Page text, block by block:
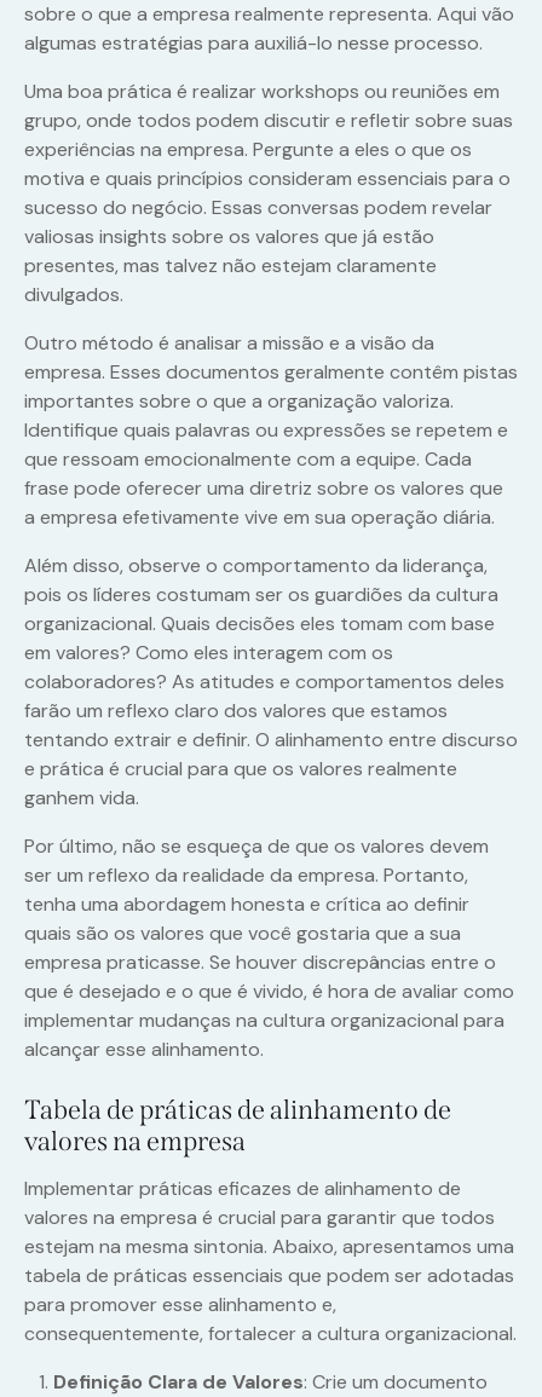
sobre o que a empresa realmente representa. Aqui vão
algumas estratégias para auxiliá-lo nesse processo.
Uma boa prática é realizar workshops ou reuniões em
grupo, onde todos podem discutir e refletir sobre suas
experiências na empresa. Pergunte a eles o que os
motiva e quais princípios consideram essenciais para o
sucesso do negócio. Essas conversas podem revelar
valiosas insights sobre os valores que já estão
presentes, mas talvez não estejam claramente
divulgados.
Outro método é analisar a missão e a visão da
empresa. Esses documentos geralmente contêm pistas
importantes sobre o que a organização valoriza.
Identifique quais palavras ou expressões se repetem e
que ressoam emocionalmente com a equipe. Cada
frase pode oferecer uma diretriz sobre os valores que
a empresa efetivamente vive em sua operação diária.
Além disso, observe o comportamento da liderança,
pois os líderes costumam ser os guardiões da cultura
organizacional. Quais decisões eles tomam com base
em valores? Como eles interagem com os
colaboradores? As atitudes e comportamentos deles
farão um reflexo claro dos valores que estamos
tentando extrair e definir. O alinhamento entre discurso
e prática é crucial para que os valores realmente
ganhem vida.
Por último, não se esqueça de que os valores devem
ser um reflexo da realidade da empresa. Portanto,
tenha uma abordagem honesta e crítica ao definir
quais são os valores que você gostaria que a sua
empresa praticasse. Se houver discrepâncias entre o
que é desejado e o que é vivido, é hora de avaliar como
implementar mudanças na cultura organizacional para
alcançar esse alinhamento.
Tabela de práticas de alinhamento de
valores na empresa
Implementar práticas eficazes de alinhamento de
valores na empresa é crucial para garantir que todos
estejam na mesma sintonia. Abaixo, apresentamos uma
tabela de práticas essenciais que podem ser adotadas
para promover esse alinhamento e,
consequentemente, fortalecer a cultura organizacional.
Definição Clara de Valores: Crie um documento